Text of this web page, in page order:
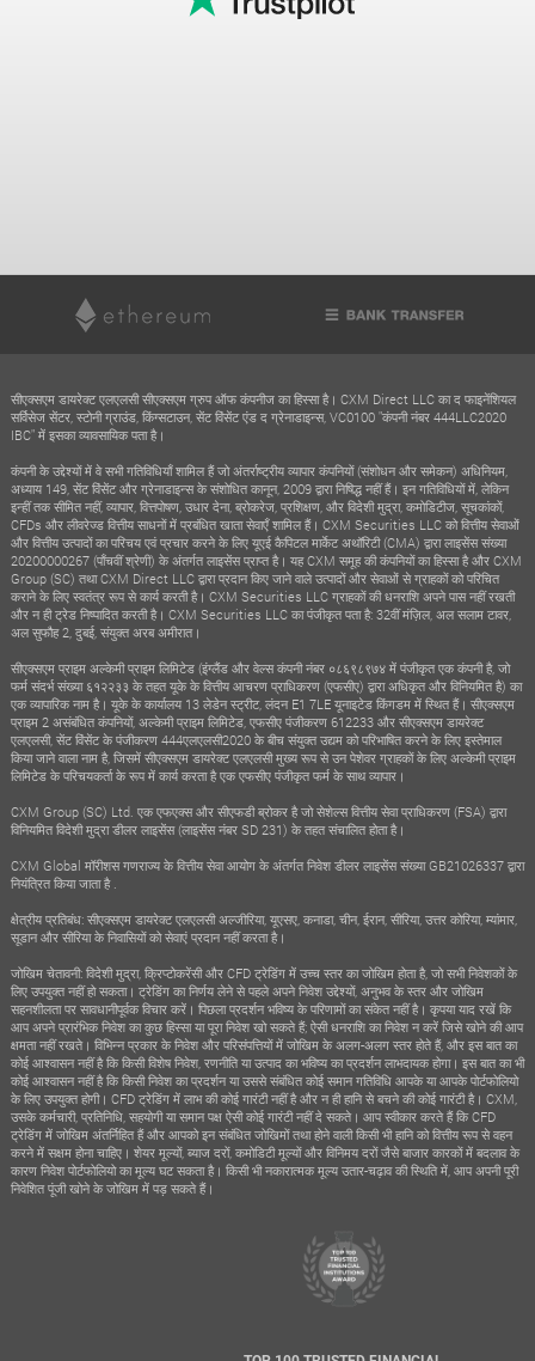
सीएक्सएम डायरेक्ट एलएलसी सीएक्सएम ग्रुप ऑफ कंपनीज का हिस्सा है। CXM Direct LLC का द फाइनेंशियल
सर्विसेज सेंटर, स्टोनी ग्राउंड, किंग्सटाउन, सेंट विंसेंट एंड द ग्रेनाडाइन्स, VC0100 "कंपनी नंबर 444LLC2020
IBC" में इसका व्यावसायिक पता है।
कंपनी के उद्देश्यों में वे सभी गतिविधियाँ शामिल हैं जो अंतर्राष्ट्रीय व्यापार कंपनियों (संशोधन और समेकन) अधिनियम,
अध्याय 149, सेंट विंसेंट और ग्रेनाडाइन्स के संशोधित कानून, 2009 द्वारा निषिद्ध नहीं हैं। इन गतिविधियों में, लेकिन
इन्हीं तक सीमित नहीं, व्यापार, वित्तपोषण, उधार देना, ब्रोकरेज, प्रशिक्षण, और विदेशी मुद्रा, कमोडिटीज, सूचकांकों,
CFDs और लीवरेज्ड वित्तीय साधनों में प्रबंधित खाता सेवाएँ शामिल हैं। CXM Securities LLC को वित्तीय सेवाओं
और वित्तीय उत्पादों का परिचय एवं प्रचार करने के लिए यूएई कैपिटल मार्केट अथॉरिटी (CMA) द्वारा लाइसेंस संख्या
20200000267 (पाँचवीं श्रेणी) के अंतर्गत लाइसेंस प्राप्त है। यह CXM समूह की कंपनियों का हिस्सा है और CXM
Group (SC) तथा CXM Direct LLC द्वारा प्रदान किए जाने वाले उत्पादों और सेवाओं से ग्राहकों को परिचित
कराने के लिए स्वतंत्र रूप से कार्य करती है। CXM Securities LLC ग्राहकों की धनराशि अपने पास नहीं रखती
और न ही ट्रेड निष्पादित करती है। CXM Securities LLC का पंजीकृत पता है: 32वीं मंज़िल, अल सलाम टावर,
अल सुफौह 2, दुबई, संयुक्त अरब अमीरात।
सीएक्सएम प्राइम अल्केमी प्राइम लिमिटेड (इंग्लैंड और वेल्स कंपनी नंबर ०८६९८९७४ में पंजीकृत एक कंपनी है, जो
फर्म संदर्भ संख्या ६१२२३३ के तहत यूके के वित्तीय आचरण प्राधिकरण (एफसीए) द्वारा अधिकृत और विनियमित है) का
एक व्यापारिक नाम है। यूके के कार्यालय 13 लेडेन स्ट्रीट, लंदन E1 7LE यूनाइटेड किंगडम में स्थित हैं। सीएक्सएम
प्राइम 2 असंबंधित कंपनियों, अल्केमी प्राइम लिमिटेड, एफसीए पंजीकरण 612233 और सीएक्सएम डायरेक्ट
एलएलसी, सेंट विंसेंट के पंजीकरण 444एलएलसी2020 के बीच संयुक्त उद्यम को परिभाषित करने के लिए इस्तेमाल
किया जाने वाला नाम है, जिसमें सीएक्सएम डायरेक्ट एलएलसी मुख्य रूप से उन पेशेवर ग्राहकों के लिए अल्केमी प्राइम
लिमिटेड के परिचयकर्ता के रूप में कार्य करता है एक एफसीए पंजीकृत फर्म के साथ व्यापार।
CXM Group (SC) Ltd. एक एफएक्स और सीएफडी ब्रोकर है जो सेशेल्स वित्तीय सेवा प्राधिकरण (FSA) द्वारा
विनियमित विदेशी मुद्रा डीलर लाइसेंस (लाइसेंस नंबर SD 231) के तहत संचालित होता है।
CXM Global मॉरीशस गणराज्य के वित्तीय सेवा आयोग के अंतर्गत निवेश डीलर लाइसेंस संख्या GB21026337 द्वारा
नियंत्रित किया जाता है .
क्षेत्रीय प्रतिबंध: सीएक्सएम डायरेक्ट एलएलसी अल्जीरिया, यूएसए, कनाडा, चीन, ईरान, सीरिया, उत्तर कोरिया, म्यांमार,
सूडान और सीरिया के निवासियों को सेवाएं प्रदान नहीं करता है।
जोखिम चेतावनी: विदेशी मुद्रा, क्रिप्टोकरेंसी और CFD ट्रेडिंग में उच्च स्तर का जोखिम होता है, जो सभी निवेशकों के
लिए उपयुक्त नहीं हो सकता। ट्रेडिंग का निर्णय लेने से पहले अपने निवेश उद्देश्यों, अनुभव के स्तर और जोखिम
सहनशीलता पर सावधानीपूर्वक विचार करें। पिछला प्रदर्शन भविष्य के परिणामों का संकेत नहीं है। कृपया याद रखें कि
आप अपने प्रारंभिक निवेश का कुछ हिस्सा या पूरा निवेश खो सकते हैं; ऐसी धनराशि का निवेश न करें जिसे खोने की आप
क्षमता नहीं रखते। विभिन्न प्रकार के निवेश और परिसंपत्तियों में जोखिम के अलग-अलग स्तर होते हैं, और इस बात का
कोई आश्वासन नहीं है कि किसी विशेष निवेश, रणनीति या उत्पाद का भविष्य का प्रदर्शन लाभदायक होगा। इस बात का भी
कोई आश्वासन नहीं है कि किसी निवेश का प्रदर्शन या उससे संबंधित कोई समान गतिविधि आपके या आपके पोर्टफोलियो
के लिए उपयुक्त होगी। CFD ट्रेडिंग में लाभ की कोई गारंटी नहीं है और न ही हानि से बचने की कोई गारंटी है। CXM,
उसके कर्मचारी, प्रतिनिधि, सहयोगी या समान पक्ष ऐसी कोई गारंटी नहीं दे सकते। आप स्वीकार करते हैं कि CFD
ट्रेडिंग में जोखिम अंतर्निहित हैं और आपको इन संबंधित जोखिमों तथा होने वाली किसी भी हानि को वित्तीय रूप से वहन
करने में सक्षम होना चाहिए। शेयर मूल्यों, ब्याज दरों, कमोडिटी मूल्यों और विनिमय दरों जैसे बाजार कारकों में बदलाव के
कारण निवेश पोर्टफोलियो का मूल्य घट सकता है। किसी भी नकारात्मक मूल्य उतार-चढ़ाव की स्थिति में, आप अपनी पूरी
निवेशित पूंजी खोने के जोखिम में पड़ सकते हैं।